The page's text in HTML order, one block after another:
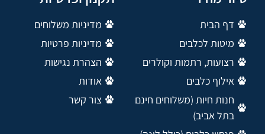
דף הבית
מיטות לכלבים
רצועות, רתמות וקולרים
אילוף כלבים
חנות חיות (משלוחים חינם
בתל אביב)
מדיניות משלוחים
מדיניות פרטיות
הצהרת נגישות
אודות
צור קשר